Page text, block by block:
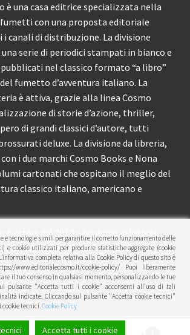
è una casa editrice specializzata nella
con una proposta editoriale
canali di distribuzione. La divisione
serie di periodici stampati in bianco e
nel classico formato “a libro”
fumetto d’avventura italiano. La
è attiva, grazie alla linea Cosmo
di storie d’azione, thriller,
di grandi classici d’autore, tutti
deluxe. La divisione da libreria,
i due marchi Cosmo Books e Nona
cartonati che ospitano il meglio del
classico italiano, americano e
è attiva dal 2012 e propone ai lettori
l’anno.
2026
e tecnologie simili per garantire il corretto funzionamento delle
e cookie utilizzati per produrre statistiche aggregate (cookie
completa relativa alla Cookie Policy di questo sito è
www.editorialecosmo.it/cookie-policy/ Puoi liberamente
il tuo consenso in qualsiasi momento, personalizzando le tue
pulsante "Accetta tutti i cookie" acconsenti all'uso di tali
indicate. Cliccando sul pulsante "Accetta cookie tecnici"
cookie tecnici.Cookie Policy
Accetta tutti i cookie